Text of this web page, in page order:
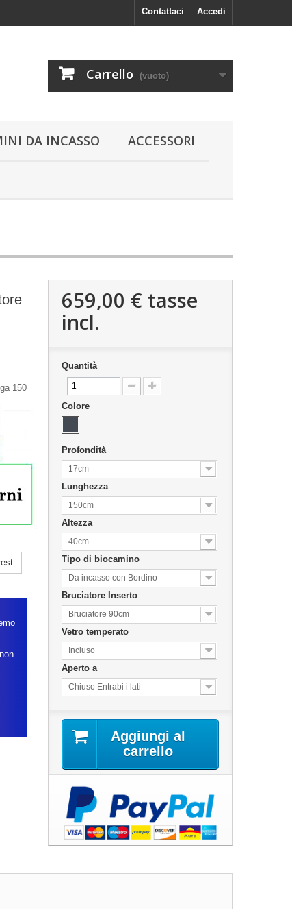
Accedi
Contattaci
Carrello (vuoto)
DA INCASSO ACCESSORI
150
659,00 € tasse
incl.
Quantità
Colore
Profondità
17cm
Lunghezza
150cm
Altezza
40cm
Tipo di biocamino
Da incasso con Bordino
Bruciatore Inserto
Bruciatore 90cm
Vetro temperato
Incluso
Aperto a
Chiuso Entrabi i lati
Aggiungi al
carrello